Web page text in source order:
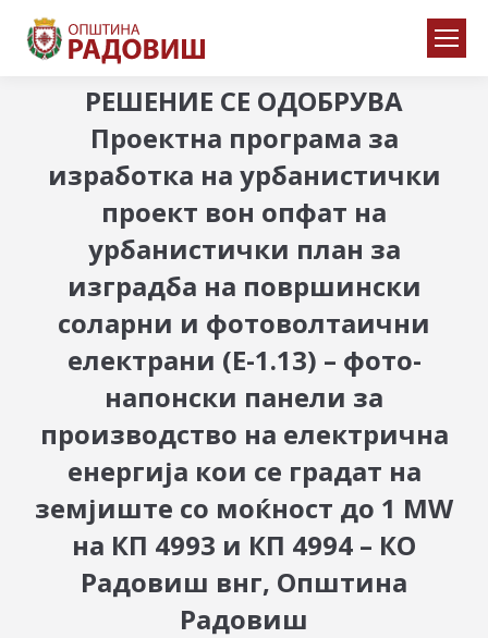
РЕШЕНИЕ СЕ ОДОБРУВА
Проектна програма за
изработка на урбанистички
проект вон опфат на
урбанистички план за
изградба на површински
соларни и фотоволтаични
електрани (Е-1.13) – фото-
напонски панели за
производство на електрична
енергија кои се градат на
земјиште со моќност до 1 MW
на КП 4993 и КП 4994 – КО
Радовиш внг, Општина
Радовиш